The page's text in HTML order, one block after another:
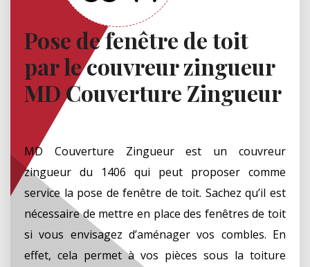
Pose de fenêtre de toit
par le couvreur zingueur
MD Couverture Zingueur
MD Couverture Zingueur est un couvreur
zingueur du 1406 qui peut proposer comme
service la pose de fenêtre de toit. Sachez qu’il est
nécessaire de mettre en place des fenêtres de toit
si vous envisagez d’aménager vos combles. En
effet, cela permet à vos pièces sous la toiture